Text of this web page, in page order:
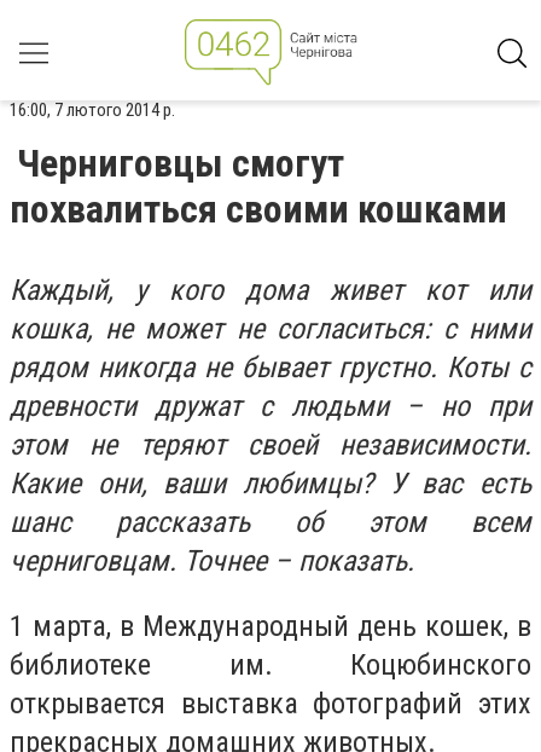
16:00, 7 лютого 2014 р.
Черниговцы смогут
похвалиться своими кошками
Каждый, у кого дома живет кот или
кошка, не может не согласиться: с ними
рядом никогда не бывает грустно. Коты с
древности дружат с людьми – но при
этом не теряют своей независимости.
Какие они, ваши любимцы? У вас есть
шанс рассказать об этом всем
черниговцам. Точнее – показать.
1 марта, в Международный день кошек, в
библиотеке им. Коцюбинского
открывается выставка фотографий этих
прекрасных домашних животных.